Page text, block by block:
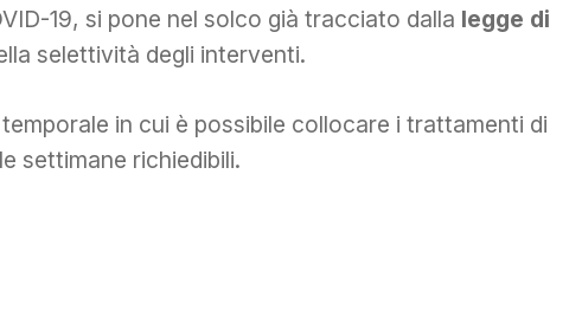
19, si pone nel solco già tracciato dalla legge di
selettività degli interventi.
temporale in cui è possibile collocare i trattamenti di
settimane richiedibili.